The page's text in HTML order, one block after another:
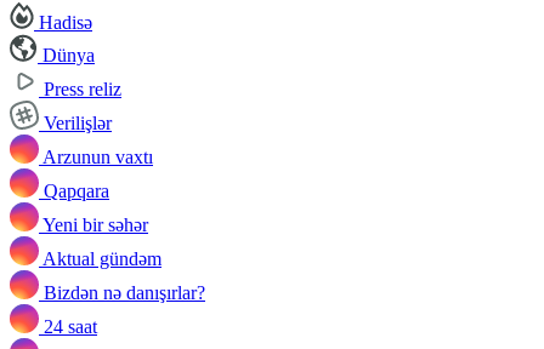
Hadisə
Dünya
Press reliz
Verilişlər
Arzunun vaxtı
Qapqara
Yeni bir səhər
Aktual gündəm
Bizdən nə danışırlar?
24 saat